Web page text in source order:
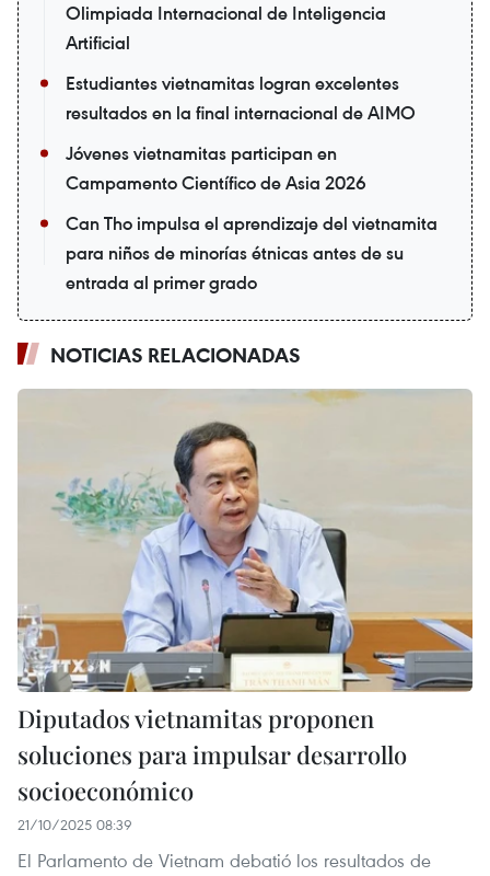
Olimpiada Internacional de Inteligencia
Artificial
Estudiantes vietnamitas logran excelentes
resultados en la final internacional de AIMO
Jóvenes vietnamitas participan en
Campamento Científico de Asia 2026
Can Tho impulsa el aprendizaje del vietnamita
para niños de minorías étnicas antes de su
entrada al primer grado
NOTICIAS RELACIONADAS
Diputados vietnamitas proponen
soluciones para impulsar desarrollo
socioeconómico
21/10/2025 08:39
El Parlamento de Vietnam debatió los resultados de